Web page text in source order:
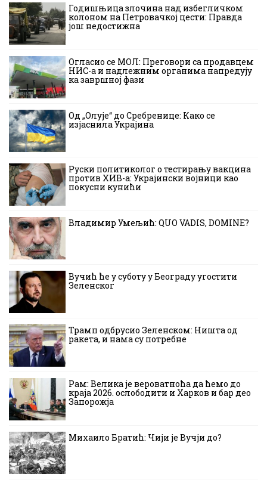
Годишњица злочина над избегличком
колоном на Петровачкој цести: Правда
још недостижна
Огласио се МОЛ: Преговори са продавцем
НИС-а и надлежним органима напредују
ка завршној фази
Од „Олује“ до Сребренице: Како се
изјаснила Украјина
Руски политиколог о тестирању вакцина
против ХИВ-а: Украјински војници као
покусни кунићи
Владимир Умељић: QUO VADIS, DOMINE?
Вучић ће у суботу у Београду угостити
Зеленског
Трамп одбрусио Зеленском: Ништа од
ракета, и нама су потребне
Рам: Велика је вероватноћа да ћемо до
краја 2026. ослободити и Харков и бар део
Запорожја
Михаило Братић: Чији је Вучји до?